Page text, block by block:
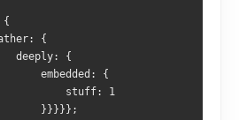
{
{
deeply: {
embedded: {
stuff: 1
}}}}};